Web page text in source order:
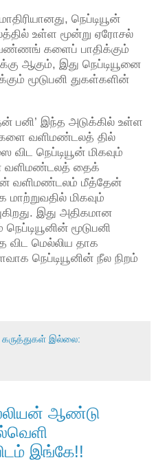
நெப்டியூன்
உள்ள மூன்று ஏரோசல்
வண்ணங் களைப் பாதிக்கும்
ஆகும், இது நெப்டியூனை
மூடுபனி துகள்களின்
பனி’ இந்த அடுக்கில் உள்ள
வளிமண்டலத் தில்
நெப்டியூன் மிகவும்
வளிமண்டலத் தைக்
வளிமண்டலம் மீத்தேன்
மிகவும்
இது அதிகமான
மூடுபனி
விட மெல்லிய தாக
நெப்டியூனின் நீல நிறம்
கருத்துகள் இல்லை:
ஆண்டு
இங்கே!!